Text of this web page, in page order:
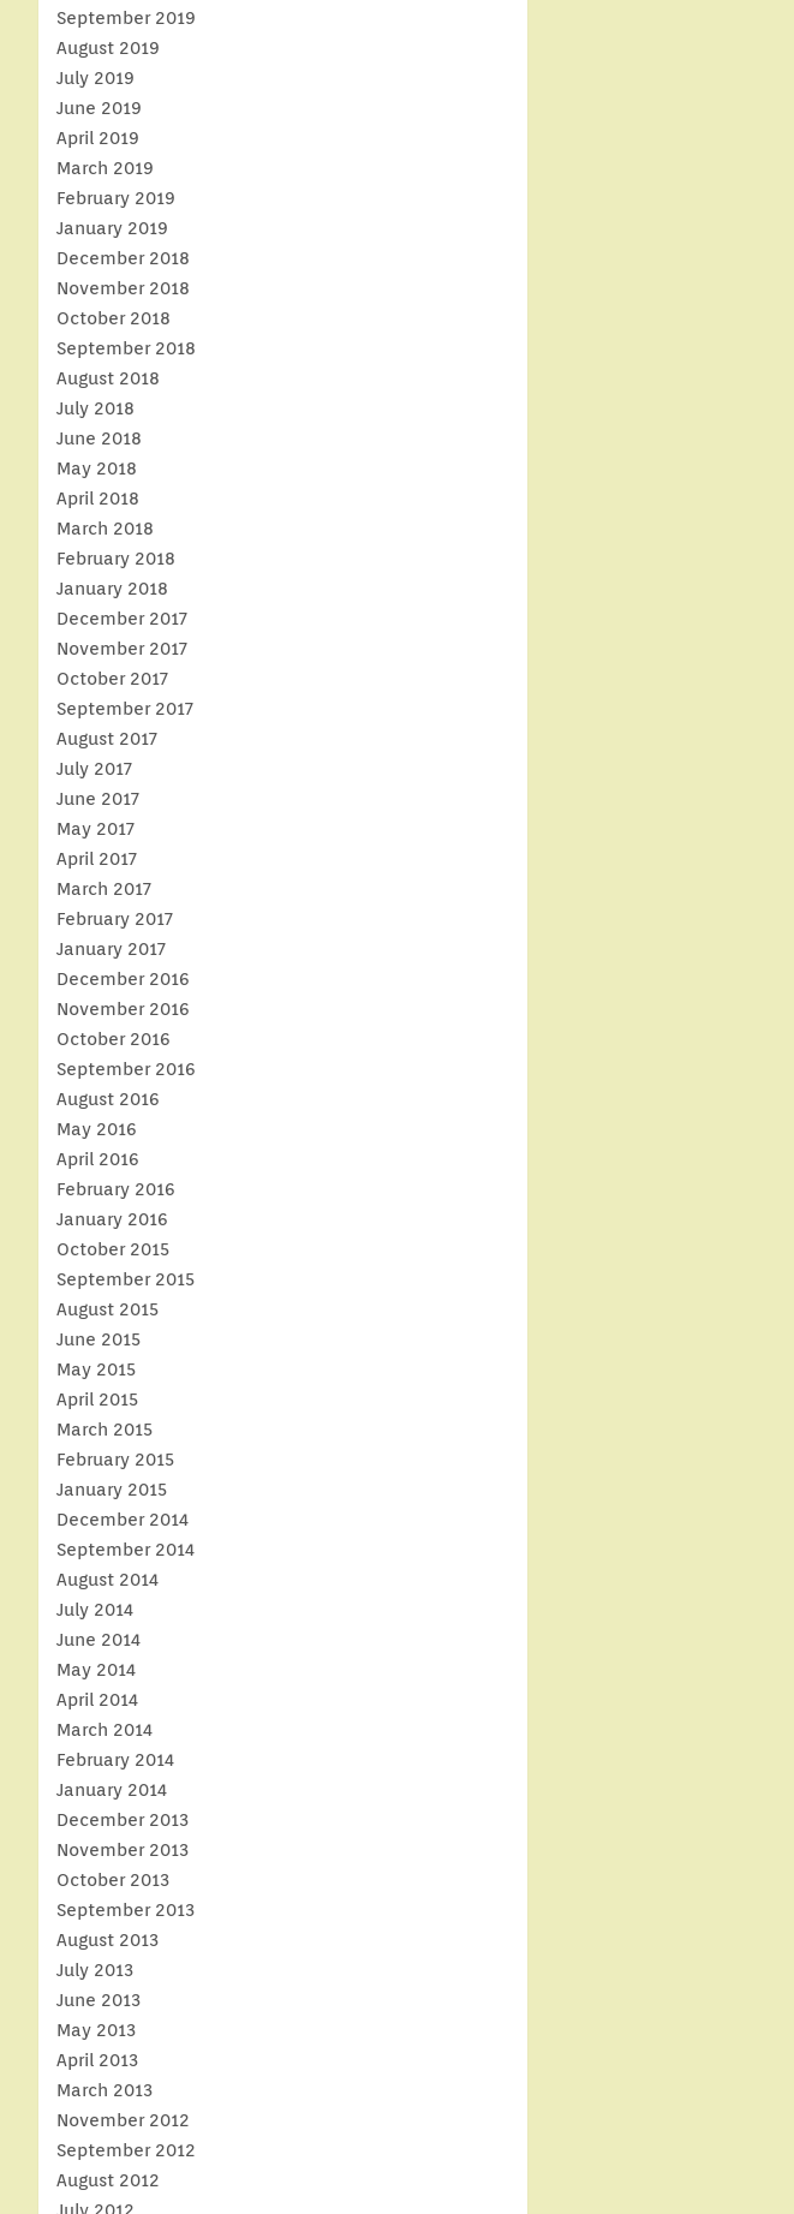
September 2019
August 2019
July 2019
June 2019
April 2019
March 2019
February 2019
January 2019
December 2018
November 2018
October 2018
September 2018
August 2018
July 2018
June 2018
May 2018
April 2018
March 2018
February 2018
January 2018
December 2017
November 2017
October 2017
September 2017
August 2017
July 2017
June 2017
May 2017
April 2017
March 2017
February 2017
January 2017
December 2016
November 2016
October 2016
September 2016
August 2016
May 2016
April 2016
February 2016
January 2016
October 2015
September 2015
August 2015
June 2015
May 2015
April 2015
March 2015
February 2015
January 2015
December 2014
September 2014
August 2014
July 2014
June 2014
May 2014
April 2014
March 2014
February 2014
January 2014
December 2013
November 2013
October 2013
September 2013
August 2013
July 2013
June 2013
May 2013
April 2013
March 2013
November 2012
September 2012
August 2012